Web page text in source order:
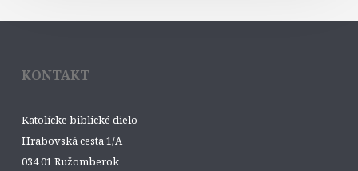
KONTAKT
Katolícke biblické dielo
Hrabovská cesta 1/A
034 01 Ružomberok